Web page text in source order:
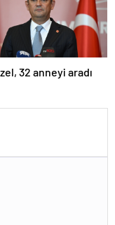
32 anneyi aradı